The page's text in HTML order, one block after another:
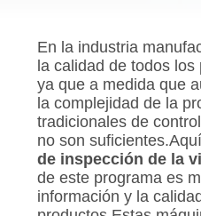
NOTICIAS
PIDA
UNA
CITA
En la industria
la calidad de todos
ya que a medida que
la complejidad de la
tradicionales de
no son
de inspección de la
de este programa es
información y la